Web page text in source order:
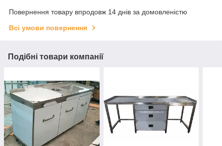
Повернення товару впродовж 14 днів за домовленістю
Всі умови повернення
Подібні товари компанії